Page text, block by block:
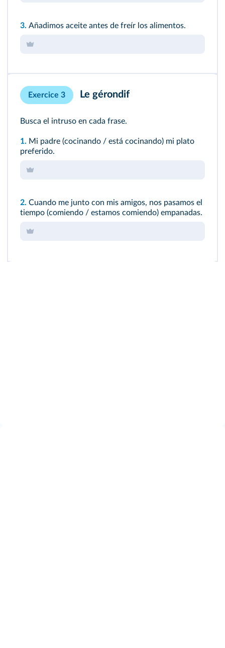
3. Añadimos aceite antes de freír los alimentos.
Exercice 3 Le gérondif
Busca el intruso en cada frase.
1. Mi padre (cocinando / está cocinando) mi plato
preferido.
2. Cuando me junto con mis amigos, nos pasamos el
tiempo (comiendo / estamos comiendo) empanadas.